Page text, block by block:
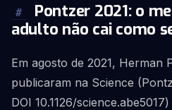
#
Pontzer 2021: o
adulto não cai como
Em agosto de 2021, Herman
publicaram na Science
DOI 10.1126/